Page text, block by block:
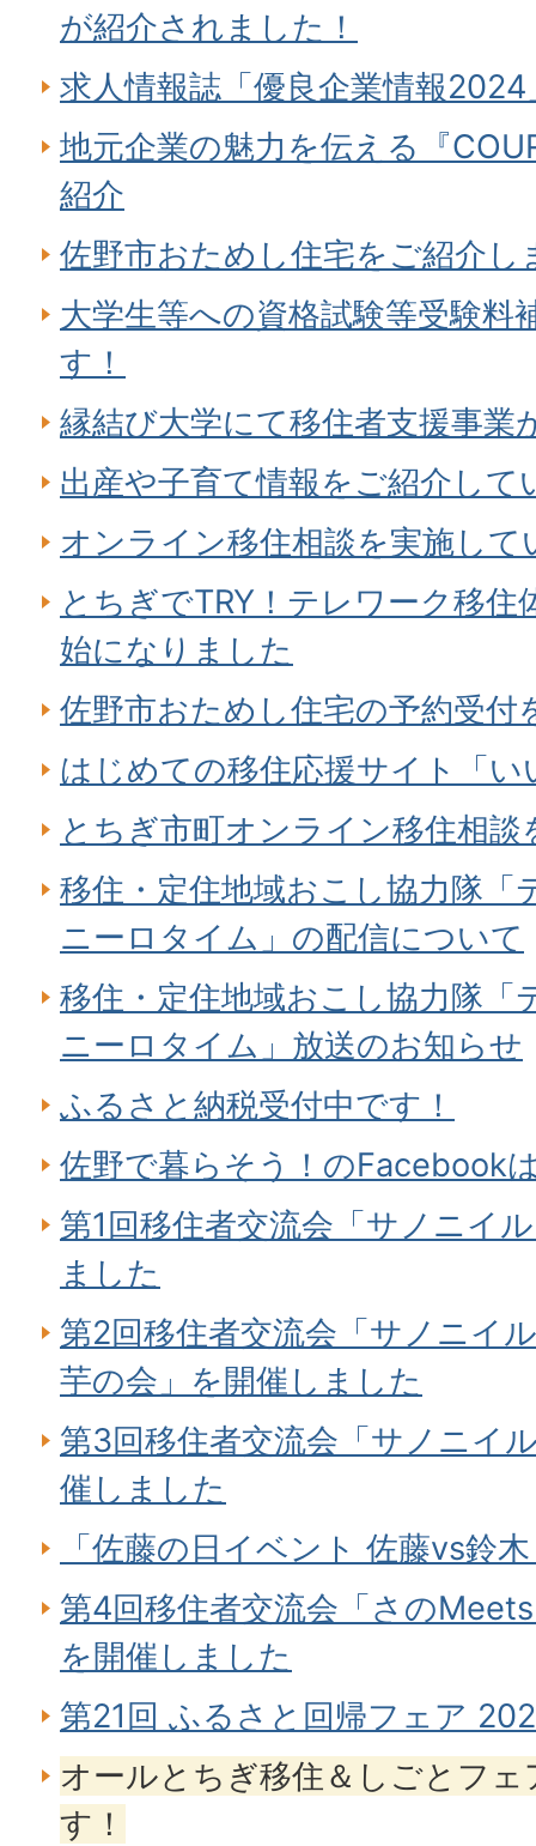
が紹介されました！
求人情報誌「優良企業情報
地元企業の魅力を伝える『
紹介
佐野市おためし住宅をご紹介し
大学生等への資格試験等受験料
す！
縁結び大学にて移住者支援事業
出産や子育て情報をご紹介して
オンライン移住相談を実施して
とちぎでTRY！テレワーク移住
始になりました
佐野市おためし住宅の予約受付
はじめての移住応援サイト「
とちぎ市町オンライン移住相
移住・定住地域おこし協力隊「
ニーロタイム」の配信について
移住・定住地域おこし協力隊「
ニーロタイム」放送のお知らせ
ふるさと納税受付中です！
佐野で暮らそう！のFacebook
第1回移住者交流会「サノニイ
ました
第2回移住者交流会「サノニイ
芋の会」を開催しました
第3回移住者交流会「サノニイ
催しました
「佐藤の日イベント 佐藤vs鈴
第4回移住者交流会「さの
を開催しました
第21回 ふるさと回帰フェア
オールとちぎ移住＆しごとフ
す！